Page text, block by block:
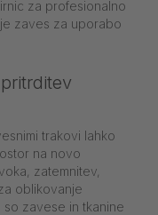
za profesionalno
zaves za uporabo
trakovi lahko
na novo
zatemnitev,
oblikovanje
zavese in tkanine